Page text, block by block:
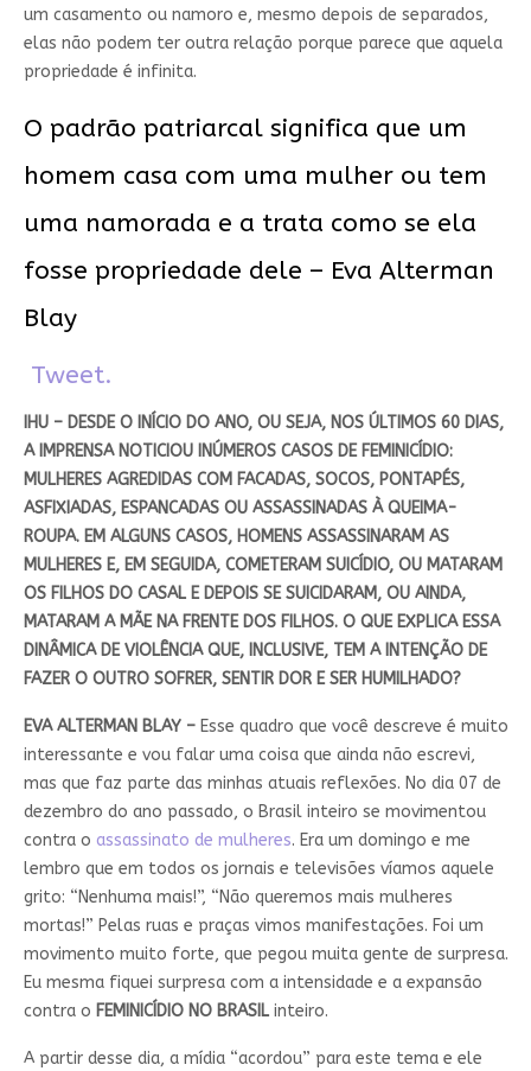
um casamento ou namoro e, mesmo depois de separados,
elas não podem ter outra relação porque parece que aquela
propriedade é infinita.
O padrão patriarcal significa que um
homem casa com uma mulher ou tem
uma namorada e a trata como se ela
fosse propriedade dele – Eva Alterman
Blay
Tweet.
IHU – DESDE O INÍCIO DO ANO, OU SEJA, NOS ÚLTIMOS 60 DIAS,
A IMPRENSA NOTICIOU INÚMEROS CASOS DE FEMINICÍDIO:
MULHERES AGREDIDAS COM FACADAS, SOCOS, PONTAPÉS,
ASFIXIADAS, ESPANCADAS OU ASSASSINADAS À QUEIMA-
ROUPA. EM ALGUNS CASOS, HOMENS ASSASSINARAM AS
MULHERES E, EM SEGUIDA, COMETERAM SUICÍDIO, OU MATARAM
OS FILHOS DO CASAL E DEPOIS SE SUICIDARAM, OU AINDA,
MATARAM A MÃE NA FRENTE DOS FILHOS. O QUE EXPLICA ESSA
DINÂMICA DE VIOLÊNCIA QUE, INCLUSIVE, TEM A INTENÇÃO DE
FAZER O OUTRO SOFRER, SENTIR DOR E SER HUMILHADO?
EVA ALTERMAN BLAY – Esse quadro que você descreve é muito
interessante e vou falar uma coisa que ainda não escrevi,
mas que faz parte das minhas atuais reflexões. No dia 07 de
dezembro do ano passado, o Brasil inteiro se movimentou
contra o assassinato de mulheres. Era um domingo e me
lembro que em todos os jornais e televisões víamos aquele
grito: “Nenhuma mais!”, “Não queremos mais mulheres
mortas!” Pelas ruas e praças vimos manifestações. Foi um
movimento muito forte, que pegou muita gente de surpresa.
Eu mesma fiquei surpresa com a intensidade e a expansão
contra o FEMINICÍDIO NO BRASIL inteiro.
A partir desse dia, a mídia “acordou” para este tema e ele